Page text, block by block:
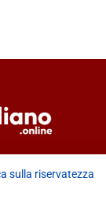
sulla riservatezza